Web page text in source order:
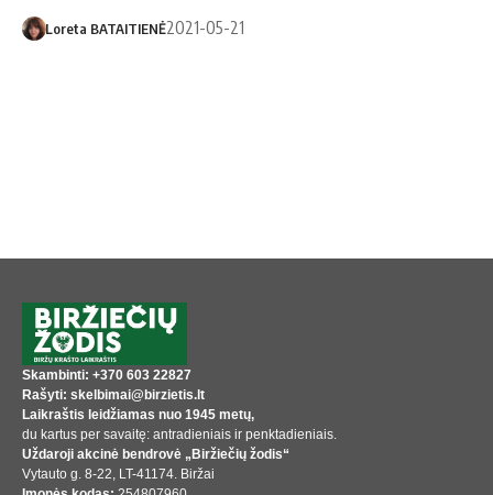
Loreta BATAITIENĖ2021-05-21
Skambinti: +370 603 22827
Rašyti: skelbimai@birzietis.lt
Laikraštis leidžiamas nuo 1945 metų,
du kartus per savaitę: antradieniais ir penktadieniais.
Uždaroji akcinė bendrovė „Biržiečių žodis“
Vytauto g. 8-22, LT-41174. Biržai